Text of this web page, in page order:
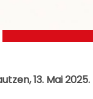
13. Mai 2025.